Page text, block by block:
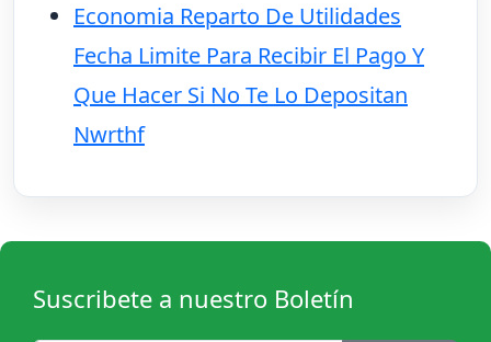
Economia Reparto De Utilidades
Fecha Limite Para Recibir El Pago Y
Que Hacer Si No Te Lo Depositan
Nwrthf
Suscribete a nuestro Boletín